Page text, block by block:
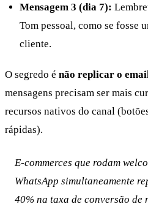
Mensagem 3 (dia 7):
Tom pessoal, como se fosse
cliente.
O segredo é não replicar o
mensagens precisam ser mais
recursos nativos do canal
rápidas).
E-commerces que rodam
WhatsApp simultaneamente
40% na taxa de conversão de